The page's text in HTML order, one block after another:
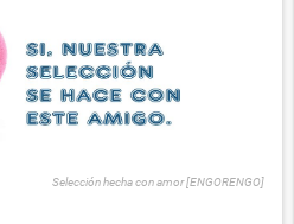
Selección hecha con amor [ENGORENGO]